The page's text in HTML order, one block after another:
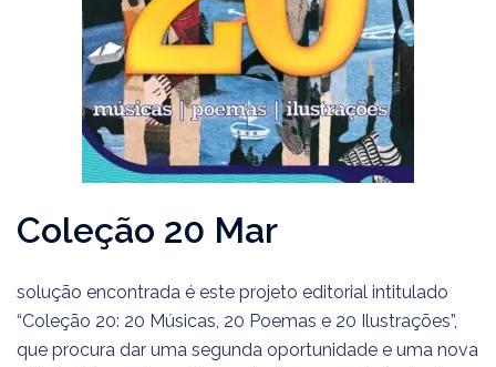
Coleção 20 Mar
solução encontrada é este projeto editorial intitulado
“Coleção 20: 20 Músicas, 20 Poemas e 20 Ilustrações”,
que procura dar uma segunda oportunidade e uma nova